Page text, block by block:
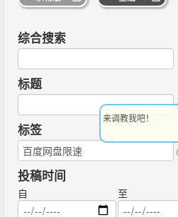
综合搜索
标题
标签
投稿时间
自 至
来调教我吧！